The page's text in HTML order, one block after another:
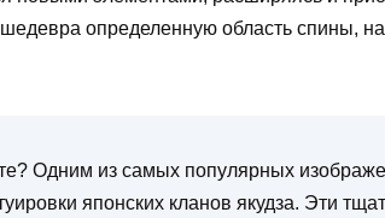
определенную область спины,
Одним из самых популярных
японских кланов якудза. Эти